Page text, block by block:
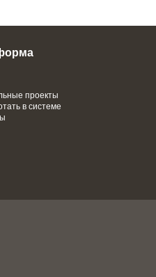
проекты
в системе